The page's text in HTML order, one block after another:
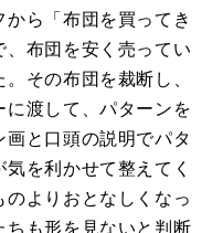
ら「布団を買ってき
布団を安く売ってい
その布団を裁断し、
渡して、パターンを
と口頭の説明でパタ
を利かせて整えてく
よりおとなしくなっ
ちも形を見ないと判断